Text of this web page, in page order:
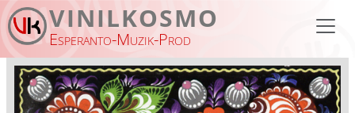
Skip to main content
VINILKOSMO
Esperanto-Muzik-Prod